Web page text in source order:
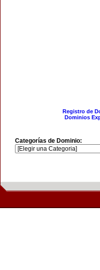
Registro de
Dominios
Categorías de Dominio: